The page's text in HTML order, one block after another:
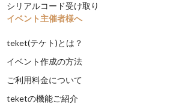
シリアルコード受け取り
イベント主催者様へ
teket(テケト)とは？
イベント作成の方法
ご利用料金について
teketの機能ご紹介